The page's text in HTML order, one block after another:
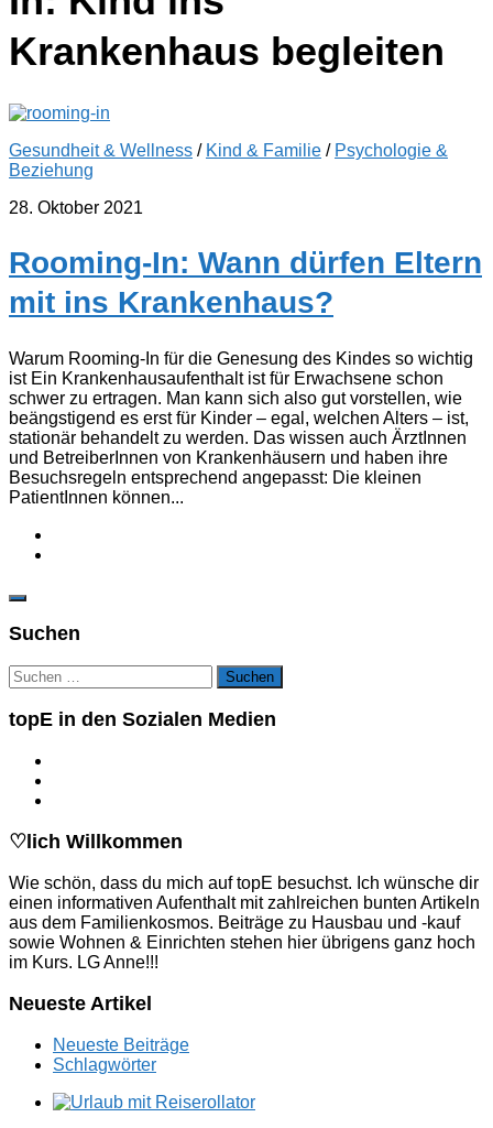
Krankenhaus begleiten
Gesundheit & Wellness / Kind & Familie / Psychologie &
Beziehung
28. Oktober 2021
Rooming-In: Wann dürfen Eltern
mit ins Krankenhaus?
Warum Rooming-In für die Genesung des Kindes so wichtig
ist Ein Krankenhausaufenthalt ist für Erwachsene schon
schwer zu ertragen. Man kann sich also gut vorstellen, wie
beängstigend es erst für Kinder – egal, welchen Alters – ist,
stationär behandelt zu werden. Das wissen auch ÄrztInnen
und BetreiberInnen von Krankenhäusern und haben ihre
Besuchsregeln entsprechend angepasst: Die kleinen
PatientInnen können...
Suchen
Suchen
nach:
topE in den Sozialen Medien
♡lich Willkommen
Wie schön, dass du mich auf topE besuchst. Ich wünsche dir
einen informativen Aufenthalt mit zahlreichen bunten Artikeln
aus dem Familienkosmos. Beiträge zu Hausbau und -kauf
sowie Wohnen & Einrichten stehen hier übrigens ganz hoch
im Kurs. LG Anne!!!
Neueste Artikel
Neueste Beiträge
Schlagwörter